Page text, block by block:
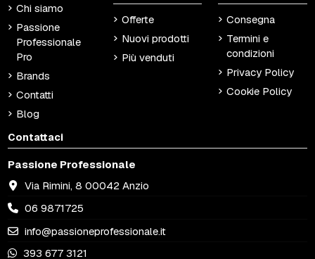
Chi siamo
Passione
Professionale
Pro
Brands
Contatti
Blog
Offerte
Nuovi prodotti
Più venduti
Consegna
Termini e
condizioni
Privacy Policy
Cookie Policy
Contattaci
Passione Professionale
Via Rimini, 8 00042 Anzio
06 9871725
info@passioneprofessionale.it
393 677 3121